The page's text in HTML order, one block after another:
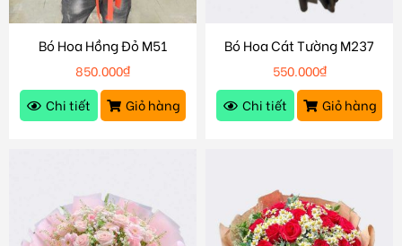
Bó Hoa Hồng Đỏ M51
850.000₫
Chi tiết
Giỏ hàng
Bó Hoa Cát Tường M237
550.000₫
Chi tiết
Giỏ hàng